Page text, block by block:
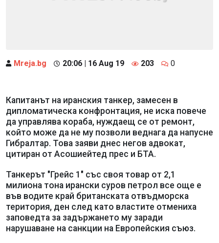
Mreja.bg 20:06 | 16 Aug 19 203 0
Капитанът на иранския танкер, замесен в
дипломатическа конфронтация, не иска повече
да управлява кораба, нуждаещ се от ремонт,
който може да не му позволи веднага да напусне
Гибралтар. Това заяви днес негов адвокат,
цитиран от Асошиейтед прес и БТА.
Танкерът "Грейс 1" със своя товар от 2,1
милиона тона ирански суров петрол все още е
във водите край британската отвъдморска
територия, ден след като властите отмениха
заповедта за задържането му заради
нарушаване на санкции на Европейския съюз.